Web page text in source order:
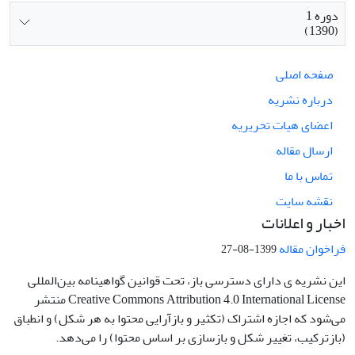
دوره 1
(1390)
صفحه اصلی
درباره نشریه
اعضای هیات تحریریه
ارسال مقاله
تماس با ما
نقشه سایت
اخبار و اعلانات
فراخوان مقاله1399-08-27
این نشریه ی دارای دسترسی باز، تحت قوانین گواهینامه بین‌المللی
Creative Commons Attribution 4.0 International License منتشر
می‌شود که اجازه اشتراک (تکثیر و بازآرایی محتوا به هر شکل) و انطباق
(بازترکیب، تغییر شکل و بازسازی بر اساس محتوا) را می‌دهد.